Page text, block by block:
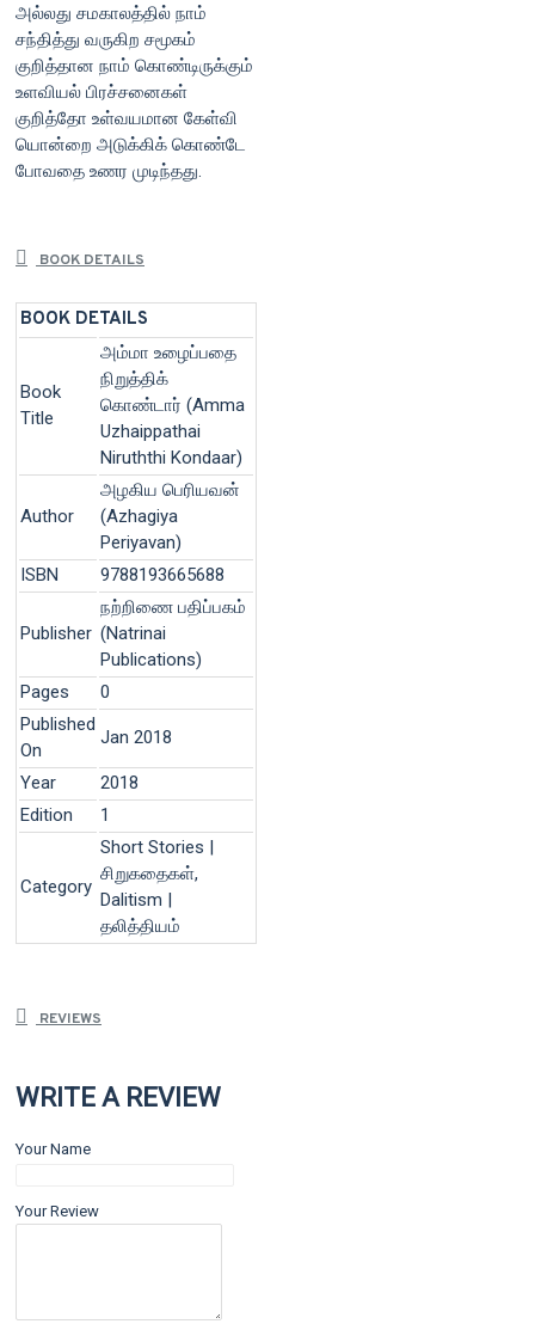
அல்லது சமகாலத்தில் நாம்
சந்தித்து வருகிற சமூகம்
குறித்தான நாம் கொண்டிருக்கும்
உளவியல் பிரச்சனைகள்
குறித்தோ உள்வயமான கேள்வி
யொன்றை அடுக்கிக் கொண்டே
போவதை உணர முடிந்தது.
BOOK DETAILS
BOOK DETAILS
Book
Title
அம்மா உழைப்பதை
நிறுத்திக்
கொண்டார் (Amma
Uzhaippathai
Niruththi Kondaar)
Author
அழகிய பெரியவன்
(Azhagiya
Periyavan)
ISBN
9788193665688
Publisher
நற்றிணை பதிப்பகம்
(Natrinai
Publications)
Pages
0
Published
On
Jan 2018
Year
2018
Edition
1
Category
Short Stories |
சிறுகதைகள்,
Dalitism |
தலித்தியம்
REVIEWS
WRITE A REVIEW
Your Name
Your Review